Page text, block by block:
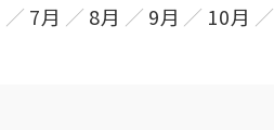
7月 8月 9月 10月